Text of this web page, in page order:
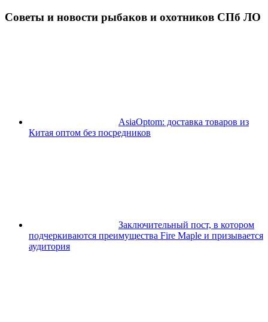
Советы и новости рыбаков и охотников СПб ЛО
AsiaOptom: доставка товаров из
Китая оптом без посредников
Заключительный пост, в котором
подчеркиваются преимущества Fire Maple и призывается
аудитория